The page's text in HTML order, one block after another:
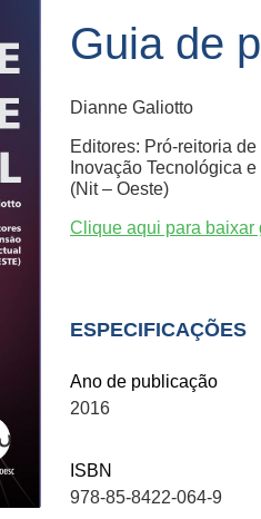
Guia de
Dianne Galiotto
Editores: Pró-reitoria
Inovação Tecnológica
(Nit – Oeste)
Clique aqui para baixar
ESPECIFICAÇÕES
Ano de publicação
2016
ISBN
978-85-8422-064-9